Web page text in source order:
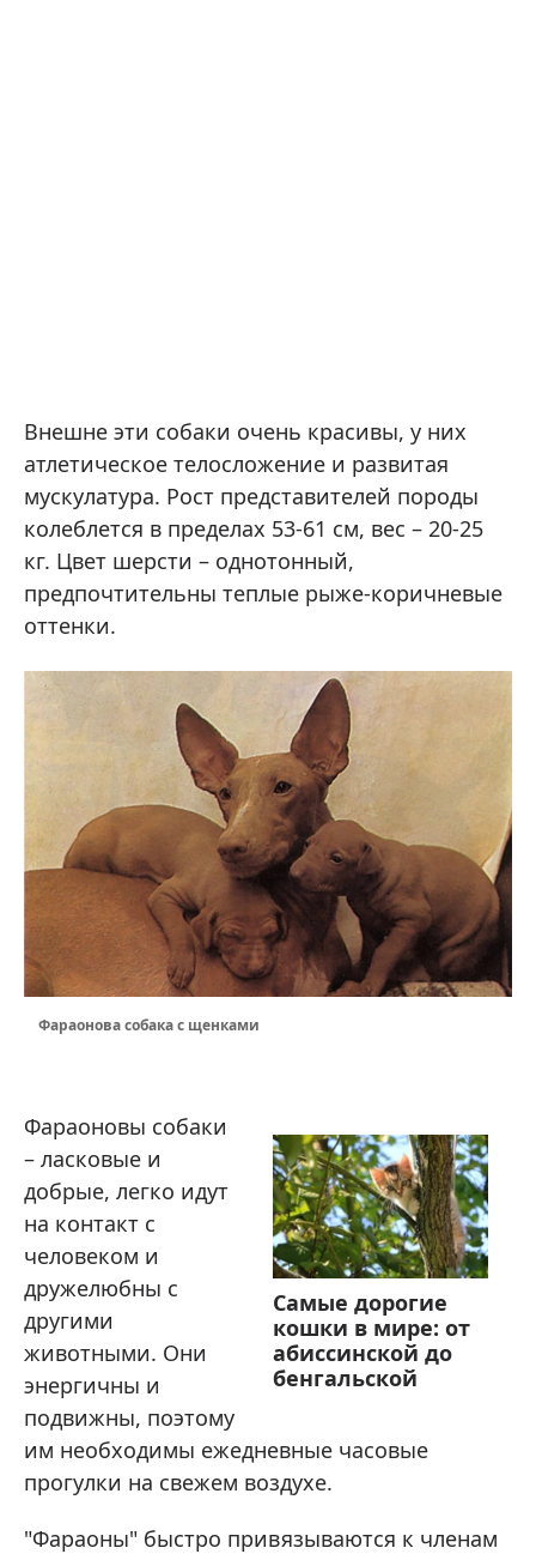
Внешне эти собаки очень красивы, у них
атлетическое телосложение и развитая
мускулатура. Рост представителей породы
колеблется в пределах 53-61 см, вес – 20-25
кг. Цвет шерсти – однотонный,
предпочтительны теплые рыже-коричневые
оттенки.
Фараонова собака с щенками
Самые дорогие
кошки в мире: от
абиссинской до
бенгальской
Фараоновы собаки
– ласковые и
добрые, легко идут
на контакт с
человеком и
дружелюбны с
другими
животными. Они
энергичны и
подвижны, поэтому
им необходимы ежедневные часовые
прогулки на свежем воздухе.
"Фараоны" быстро привязываются к членам